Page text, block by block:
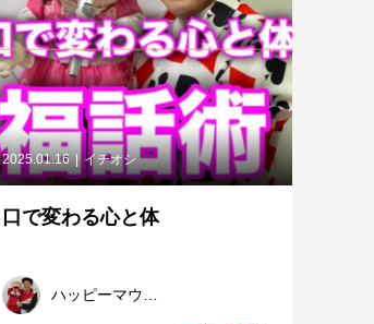
2025.01.16 イチオシ
口で変わる心と体